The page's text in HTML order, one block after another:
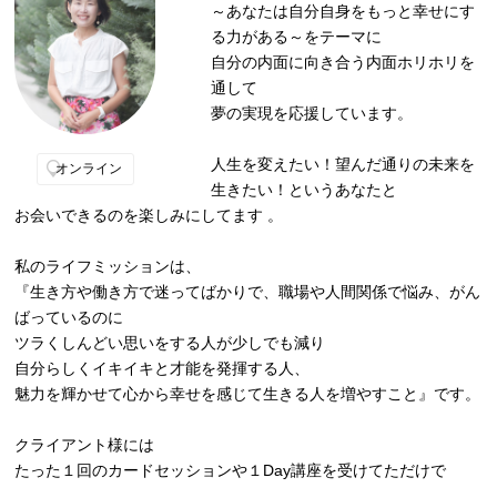
オンライン
～あなたは自分自身をもっと幸せにす
る力がある～をテーマに
自分の内面に向き合う内面ホリホリを
通して
夢の実現を応援しています。
人生を変えたい！望んだ通りの未来を
生きたい！というあなたと
お会いできるのを楽しみにしてます 。
私のライフミッションは、
『生き方や働き方で迷ってばかりで、職場や人間関係で悩み、がん
ばっているのに
ツラくしんどい思いをする人が少しでも減り
自分らしくイキイキと才能を発揮する人、
魅力を輝かせて心から幸せを感じて生きる人を増やすこと』です。
クライアント様には
たった１回のカードセッションや１Day講座を受けてただけで